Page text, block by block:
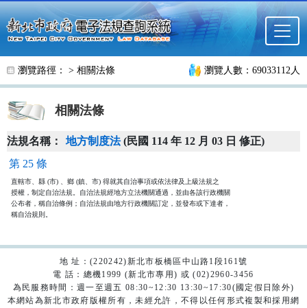
跳至主要內容
瀏覽路徑： > 相關法條 瀏覽人數：69033112人
相關法條
法規名稱： 地方制度法(民國 114 年 12 月 03 日 修正)
第 25 條
直轄市、縣 (市) 、鄉 (鎮、市) 得就其自治事項或依法律及上級法規之
授權，制定自治法規。自治法規經地方立法機關通過，並由各該行政機關
公布者，稱自治條例；自治法規由地方行政機關訂定，並發布或下達者，
稱自治規則。
地 址：(220242)新北市板橋區中山路1段161號
電 話：總機1999 (新北市專用) 或 (02)2960-3456
為民服務時間：週一至週五 08:30~12:30 13:30~17:30(國定假日除外)
本網站為新北市政府版權所有，未經允許，不得以任何形式複製和採用網